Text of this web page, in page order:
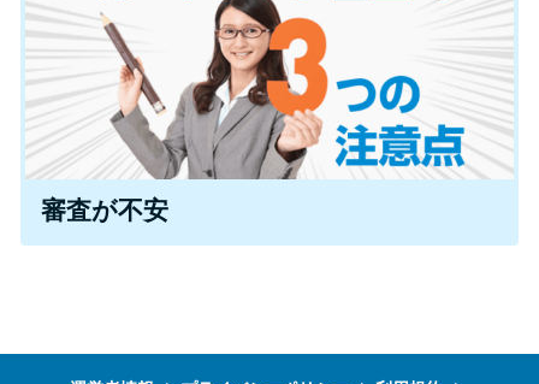
種類・特徴別一覧
その他コラム
審査が不安